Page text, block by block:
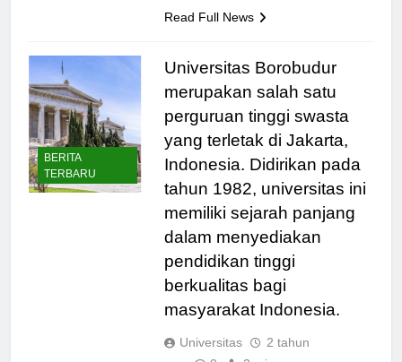
BERITA
TERBARU
Universitas Borobudur
merupakan salah satu
perguruan tinggi swasta
yang terletak di Jakarta,
Indonesia. Didirikan pada
tahun 1982, universitas ini
memiliki sejarah panjang
dalam menyediakan
pendidikan tinggi
berkualitas bagi
masyarakat Indonesia.
Universitas
2 tahun